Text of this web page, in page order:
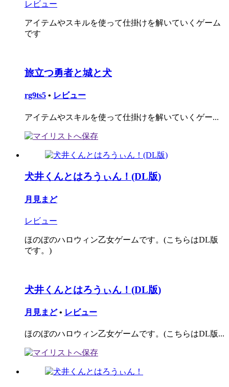
レビュー
アイテムやスキルを使って仕掛けを解いていくゲーム
です
旅立つ勇者と城と犬
rg9ts5 • レビュー
アイテムやスキルを使って仕掛けを解いていくゲー...
犬井くんとはろうぃん！(DL版)
月見まど
レビュー
ほのぼのハロウィン乙女ゲームです。(こちらはDL版
です。)
犬井くんとはろうぃん！(DL版)
月見まど • レビュー
ほのぼのハロウィン乙女ゲームです。(こちらはDL版...